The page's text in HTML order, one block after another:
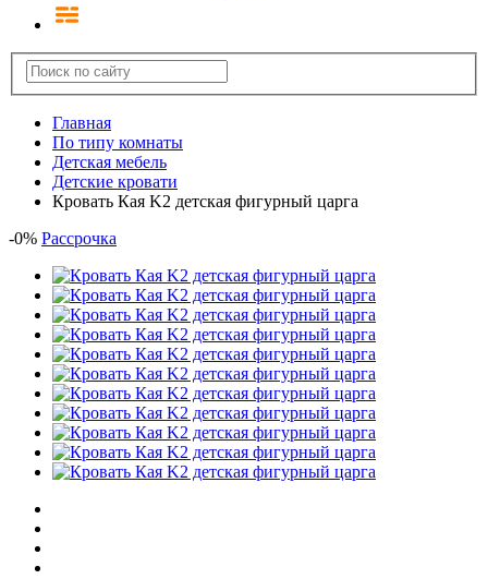
Главная
По типу комнаты
Детская мебель
Детские кровати
Кровать Кая K2 детская фигурный царга
-0% Рассрочка